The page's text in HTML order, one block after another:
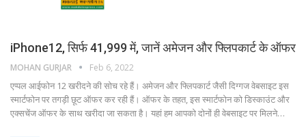
iPhone12, सिर्फ 41,999 में, जानें अमेजन और फ्लिपकार्ट के ऑफर
MOHAN GURJAR Feb 6, 2022
एप्पल आईफोन 12 खरीदने की सोच रहे हैं। अमेजन और फ्लिपकार्ट जैसी दिग्गज वेबसाइट इस
स्मार्टफोन पर तगड़ी छूट ऑफर कर रही हैं। ऑफर के तहत, इस स्मार्टफोन को डिस्काउंट और
एक्सचेंज ऑफर के साथ खरीदा जा सकता है। यहां हम आपको दोनों ही वेबसाइट पर मिलने…